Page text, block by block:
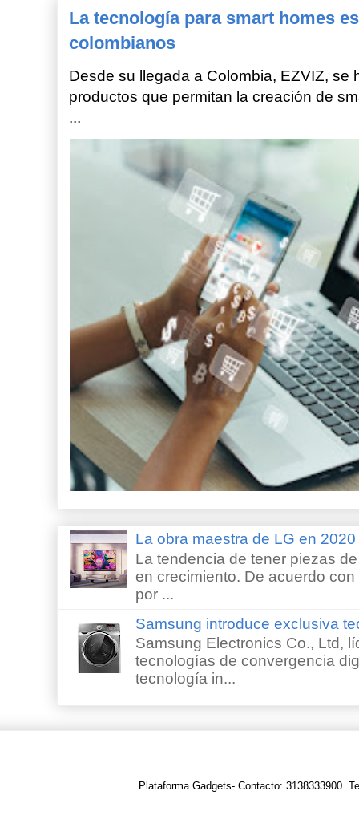
La tecnología para smart homes
colombianos
Desde su llegada a Colombia, EZVIZ, se
productos que permitan la creación de
...
La obra maestra de LG en
La tendencia de tener piezas
en crecimiento. De acuerdo
por ...
Samsung introduce exclusiva
Samsung Electronics Co., Ltd,
tecnologías de convergencia
tecnología in...
Plataforma Gadgets- Contacto: 3138333900.